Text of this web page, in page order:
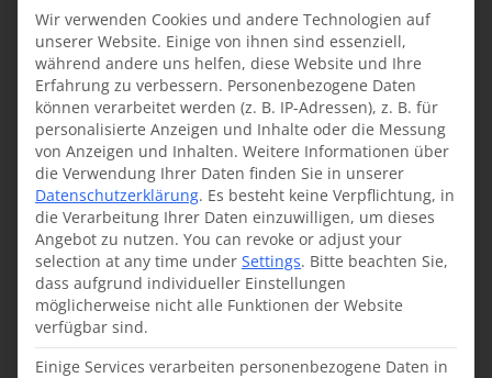
02.10.2024
Hafsa from Somalia
Hafsa was born in
Somalia with a bilateral
cleft lip and cleft palate.
She received help
through a multinational
cooperation.
Wir verwenden Cookies und andere Technologien auf
unserer Website. Einige von ihnen sind essenziell,
während andere uns helfen, diese Website und Ihre
Erfahrung zu verbessern. Personenbezogene Daten
können verarbeitet werden (z. B. IP-Adressen), z. B. für
personalisierte Anzeigen und Inhalte oder die Messung
von Anzeigen und Inhalten. Weitere Informationen über
die Verwendung Ihrer Daten finden Sie in unserer
Datenschutzerklärung. Es besteht keine Verpflichtung, in
die Verarbeitung Ihrer Daten einzuwilligen, um dieses
Angebot zu nutzen. You can revoke or adjust your
selection at any time under Settings. Bitte beachten Sie,
dass aufgrund individueller Einstellungen
möglicherweise nicht alle Funktionen der Website
verfügbar sind.
Einige Services verarbeiten personenbezogene Daten in